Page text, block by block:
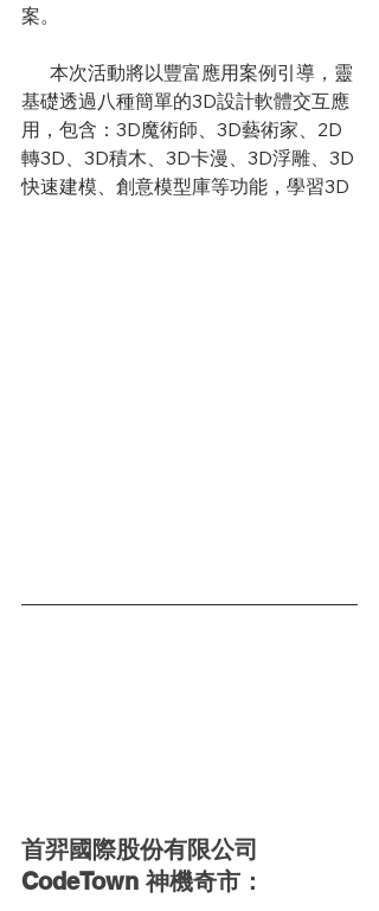
案。
基礎透過八種簡單的3D設計軟體交互應
用，包含：3D魔術師、3D藝術家、2D
轉3D、3D積木、3D卡漫、3D浮雕、3D
快速建模、創意模型庫等功能，學習3D
首羿國際股份有限公司
CodeTown 神機奇市：